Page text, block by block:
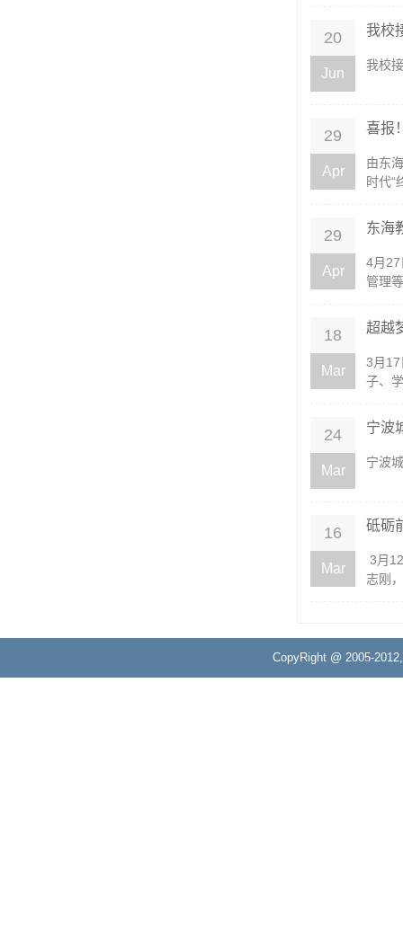
20
Jun
我校
我校
29
Apr
喜报
由东
时代“
29
Apr
东海
4月27
管理
18
Mar
超越
3月17
子、
24
Mar
宁波
宁波
16
Mar
砥砺
3月
志刚
CopyRight @ 2005-